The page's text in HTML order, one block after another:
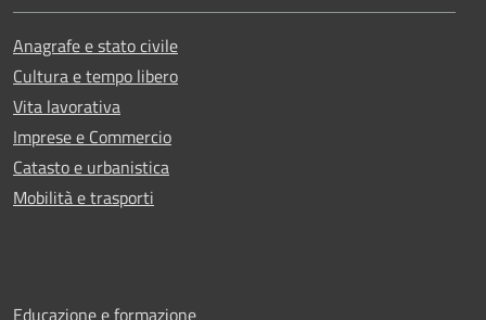
Anagrafe e stato civile
Cultura e tempo libero
Vita lavorativa
Imprese e Commercio
Catasto e urbanistica
Mobilità e trasporti
Educazione e formazione